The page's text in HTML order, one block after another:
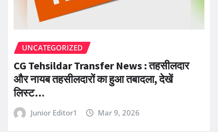
UNCATEGORIZED
CG Tehsildar Transfer News : तहसीलदार
और नायब तहसीलदारों का हुआ तबादला, देखें
लिस्ट…
Junior Editor1 Mar 9, 2026